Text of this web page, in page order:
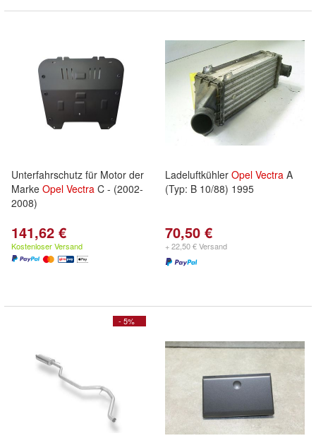
Unterfahrschutz für Motor der
Marke Opel Vectra C - (2002-
2008)
141,62 €
Kostenloser Versand
Ladeluftkühler Opel Vectra A
(Typ: B 10/88) 1995
70,50 €
+ 22,50 € Versand
- 5%